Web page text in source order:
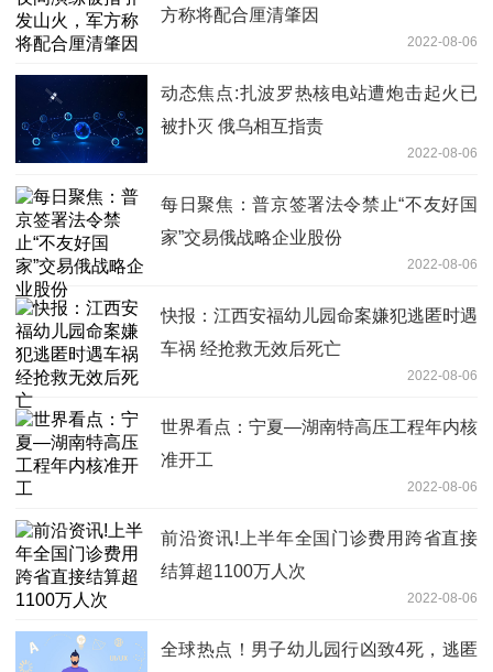
方称将配合厘清肇因
2022-08-06
动态焦点:扎波罗热核电站遭炮击起火已
被扑灭 俄乌相互指责
2022-08-06
每日聚焦：普京签署法令禁止“不友好国
家”交易俄战略企业股份
2022-08-06
快报：江西安福幼儿园命案嫌犯逃匿时遇
车祸 经抢救无效后死亡
2022-08-06
世界看点：宁夏—湖南特高压工程年内核
准开工
2022-08-06
前沿资讯!上半年全国门诊费用跨省直接
结算超1100万人次
2022-08-06
全球热点！男子幼儿园行凶致4死，逃匿